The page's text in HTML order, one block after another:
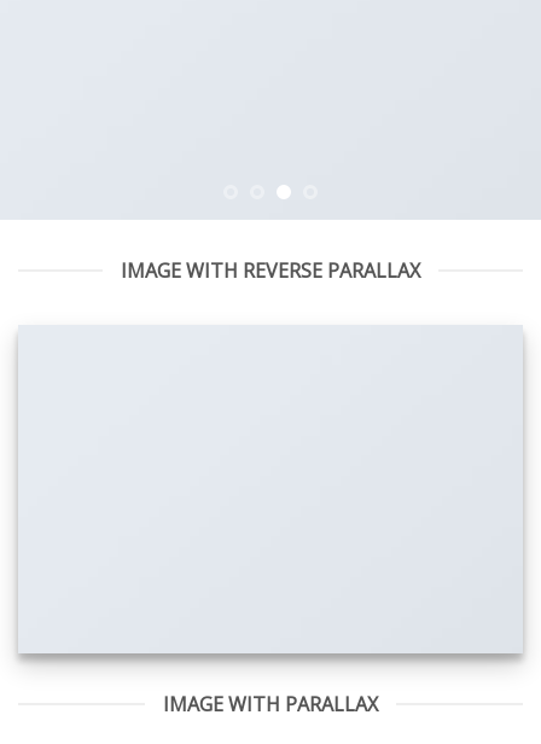
IMAGE WITH REVERSE PARALLAX
IMAGE WITH PARALLAX